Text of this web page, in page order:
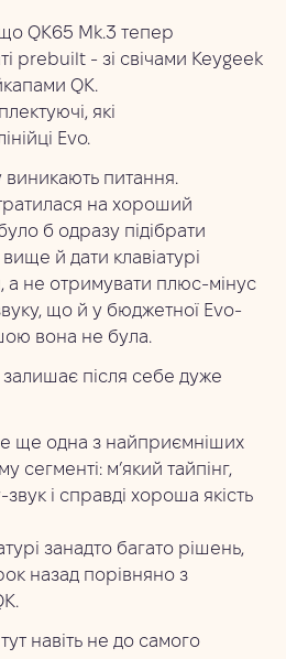
що QK65 Mk.3 тепер
prebuilt - зі свічами Keygeek
QK.
які
Evo.
виникають питання.
на хороший
б одразу підібрати
й дати клавіатурі
а не отримувати плюс-мінус
що й у бюджетної Evo-
вона не була.
залишає після себе дуже
ще одна з найприємніших
сегменті: м’який тайпінг,
і справді хороша якість
занадто багато рішень,
назад порівняно з
тут навіть не до самого